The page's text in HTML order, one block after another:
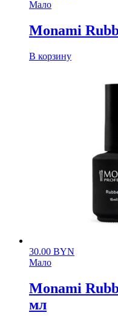
Мало
Monami
В корзину
30.00 BYN
Мало
Monami
мл